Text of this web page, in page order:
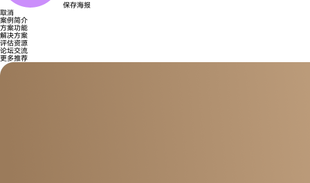
保存海报
取消
案例简介
方案功能
解决方案
评估资源
论坛交流
更多推荐